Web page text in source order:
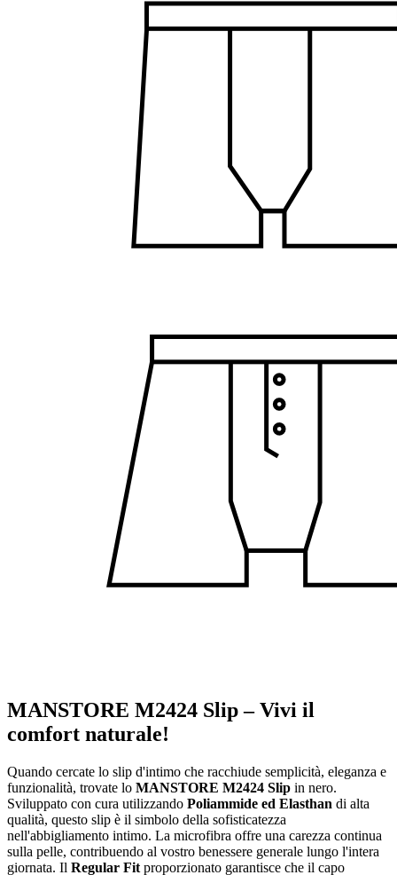
MANSTORE M2424 Slip – Vivi il
comfort naturale!
Quando cercate lo slip d'intimo che racchiude semplicità, eleganza e
funzionalità, trovate lo MANSTORE M2424 Slip in nero.
Sviluppato con cura utilizzando Poliammide ed Elasthan di alta
qualità, questo slip è il simbolo della sofisticatezza
nell'abbigliamento intimo. La microfibra offre una carezza continua
sulla pelle, contribuendo al vostro benessere generale lungo l'intera
giornata. Il Regular Fit proporzionato garantisce che il capo